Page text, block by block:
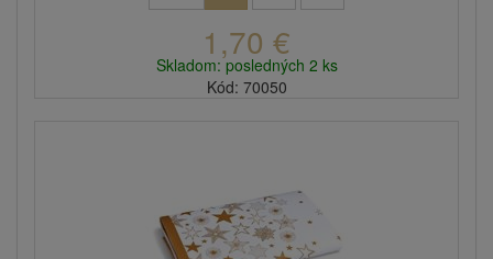
1,70 €
Skladom: posledných 2 ks
Kód: 70050